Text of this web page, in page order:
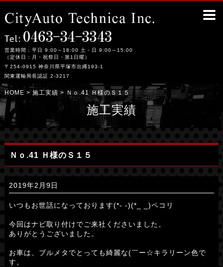
営業時間：平日 9:00～18:00 土・日 9:00～15:00
（定休日：月・祝祭日・第1日曜）
〒254-0915 神奈川県平塚市出縄193-1
関東運輸局長認証 2-3217
HOME> 施工実績 > Ｎｏ.41 Ｈ様のＳ１５
施工実績
Ｎｏ.41 Ｈ様のＳ１５
2019年2月9日
いつもお世話になっております(*- -)(*_ _)ペコリ
今回はナビ取り付けでご来社くださいました。
ありがとうございました。
お車は、ブルメタでとっても綺麗な(￣ー☆キラリーン色で
す。